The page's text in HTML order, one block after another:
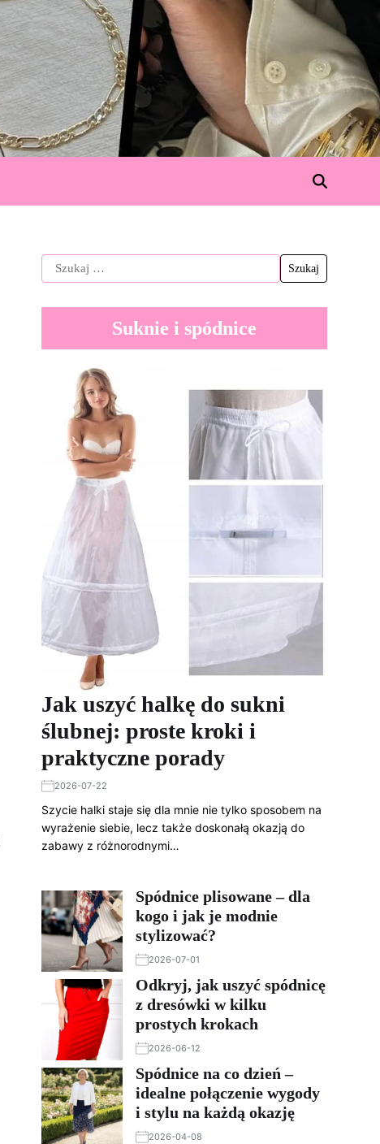
Suknie i spódnice
Jak uszyć halkę do sukni
ślubnej: proste kroki i
praktyczne porady
2026-07-22
Szycie halki staje się dla mnie nie tylko sposobem na
wyrażenie siebie, lecz także doskonałą okazją do
zabawy z różnorodnymi…
Spódnice plisowane – dla
kogo i jak je modnie
stylizować?
2026-07-01
Odkryj, jak uszyć spódnicę
z dresówki w kilku
prostych krokach
2026-06-12
Spódnice na co dzień –
idealne połączenie wygody
i stylu na każdą okazję
2026-04-08